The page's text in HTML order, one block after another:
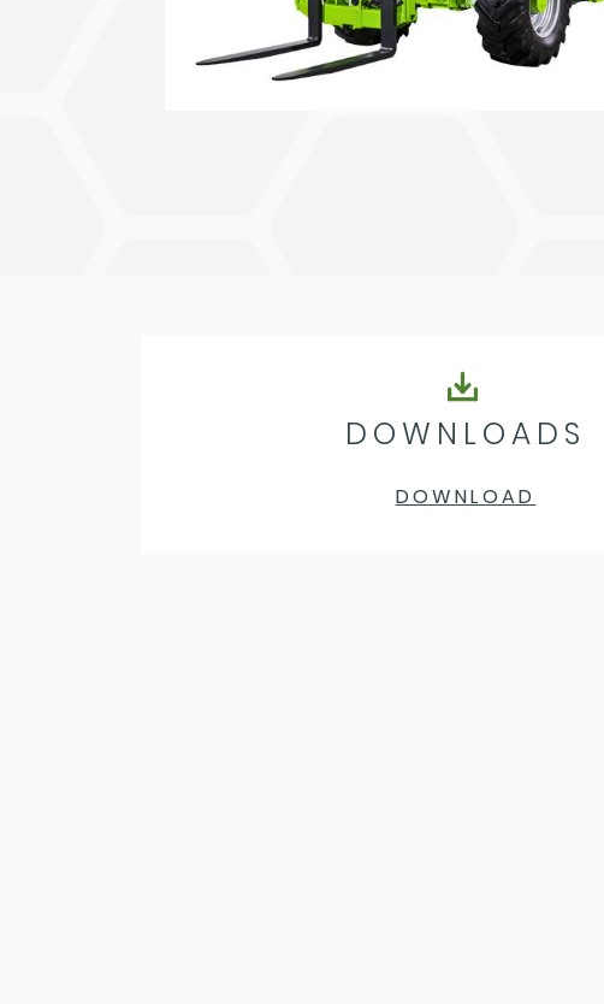
DOWNLOADS
DOWNLOAD